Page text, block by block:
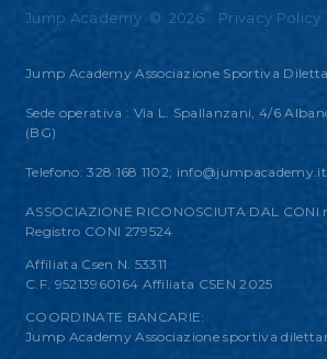
Jump Academy © 2026 Privacy Policy
Jump Academy Associazione Sportiva
Sede operativa : Via L. Spallanzani, 4/6
(BG)
Telefono: 328 168 1102; info@jumpacademy.it
ASSOCIAZIONE RICONOSCIUTA DAL
Registro CONI 279524
Affiliata Csen N. 53311
C.F. 95213960164 Affiliata CSEN 2025
COORDINATE BANCARIE:
Jump Academy Associazione sportiva